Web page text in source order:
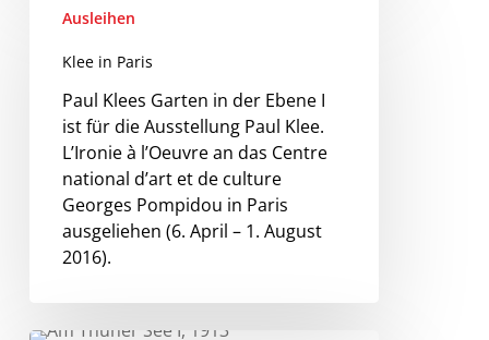
Ausleihen
Klee in Paris
Paul Klees Garten in der Ebene I
ist für die Ausstellung Paul Klee.
L’Ironie à l’Oeuvre an das Centre
national d’art et de culture
Georges Pompidou in Paris
ausgeliehen (6. April – 1. August
2016).